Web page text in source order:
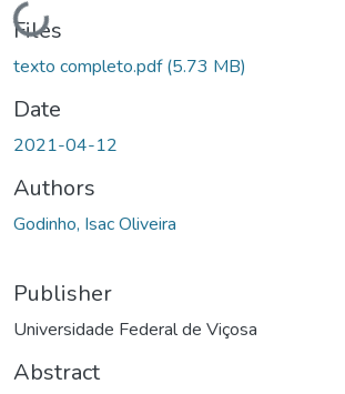
Loading...
Files
texto completo.pdf(5.73 MB)
Date
2021-04-12
Authors
Godinho, Isac Oliveira
Publisher
Universidade Federal de Viçosa
Abstract